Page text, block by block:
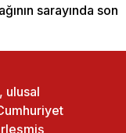
sarayında son
ulusal